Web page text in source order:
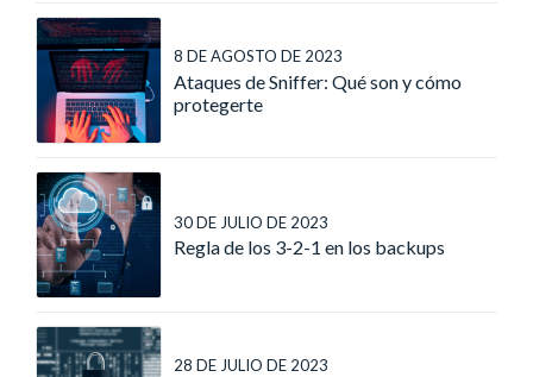
8 DE AGOSTO DE 2023
Ataques de Sniffer: Qué son y cómo
protegerte
30 DE JULIO DE 2023
Regla de los 3-2-1 en los backups
28 DE JULIO DE 2023